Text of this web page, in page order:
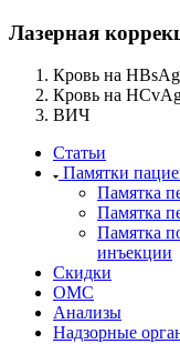
Лазерная
Кровь на
Кровь на
ВИЧ
Статьи
Памятки
Памятка
Памятка
Памятка
инъекции
Скидки
ОМС
Анализы
Надзорные